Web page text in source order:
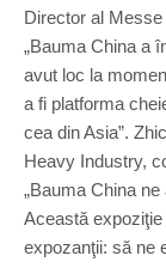
Director al
„Bauma China a
avut loc la
a fi platforma
cea din Asia”.
Heavy Industry,
„Bauma China
Această
expozanţii: să ne